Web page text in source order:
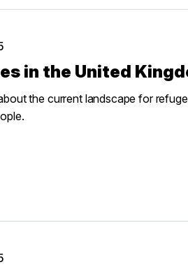
in the United
the current landscape for